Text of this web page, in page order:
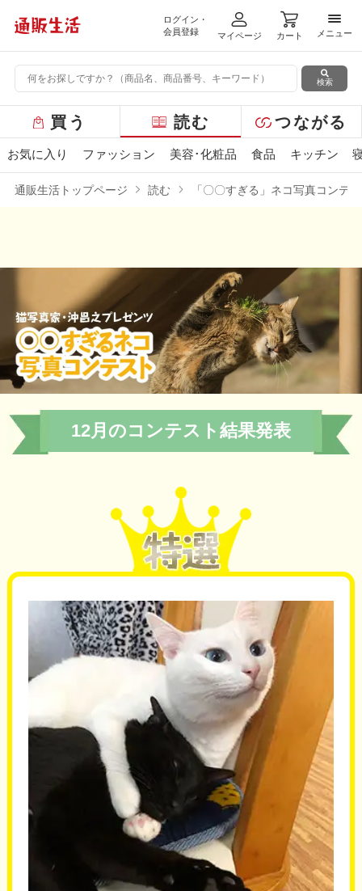
ログイン・
会員登録
マイページ カート
メニ
メニュー
検索
ー
バ
買う 読む つながる
お気に入り ファッション 美容･化粧品 食品 キッチン
通販生活トップページ 読む 「〇〇すぎる」ネコ写真コンテ
12月のコンテスト結果発表